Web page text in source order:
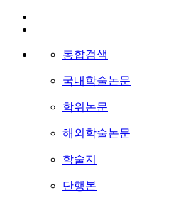
통합검색
국내학술논문
학위논문
해외학술논문
학술지
단행본